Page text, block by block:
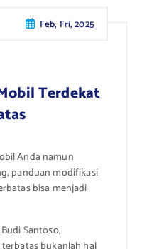
Feb, Fri, 2025
Terdekat
Anda namun
panduan modifikasi
bisa menjadi
Santoso,